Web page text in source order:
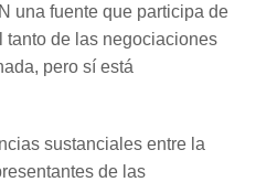
una fuente que participa de
tanto de las negociaciones
pero sí está
sustanciales entre la
de las